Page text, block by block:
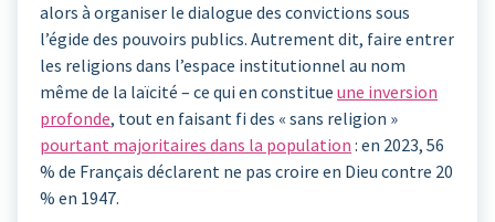
alors à organiser le dialogue des convictions sous
l’égide des pouvoirs publics. Autrement dit, faire entrer
les religions dans l’espace institutionnel au nom
même de la laïcité – ce qui en constitue une inversion
profonde, tout en faisant fi des « sans religion »
pourtant majoritaires dans la population : en 2023, 56
% de Français déclarent ne pas croire en Dieu contre 20
% en 1947.